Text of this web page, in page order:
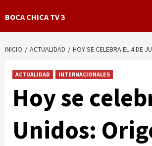
BOCA CHICA TV 3
INICIO ACTUALIDAD HOY SE CELEBRA EL 4 DE
ACTUALIDAD INTERNACIONALES
Hoy se
Unidos: